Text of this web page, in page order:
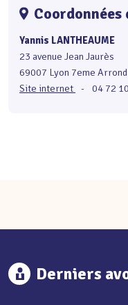
Yannis LANTHEAUME
23 avenue Jean Jaurès
69007 Lyon 7eme
Site internet
- 04 72
Derniers